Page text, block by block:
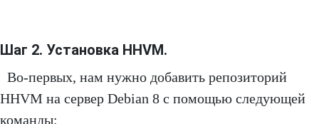
Шаг 2. Установка HHVM.
Во-первых, нам нужно добавить репозиторий
HHVM на сервер Debian 8 с помощью следующей
команды: